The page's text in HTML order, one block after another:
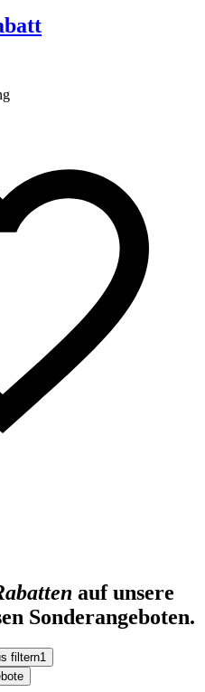
auf unsere
Sonderangeboten.
filtern1